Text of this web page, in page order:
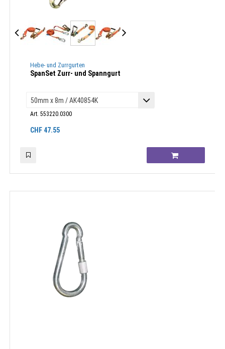
Hebe- und Zurrgurten
SpanSet Zurr- und Spanngurt
Art. 553220.0300
CHF 47.55